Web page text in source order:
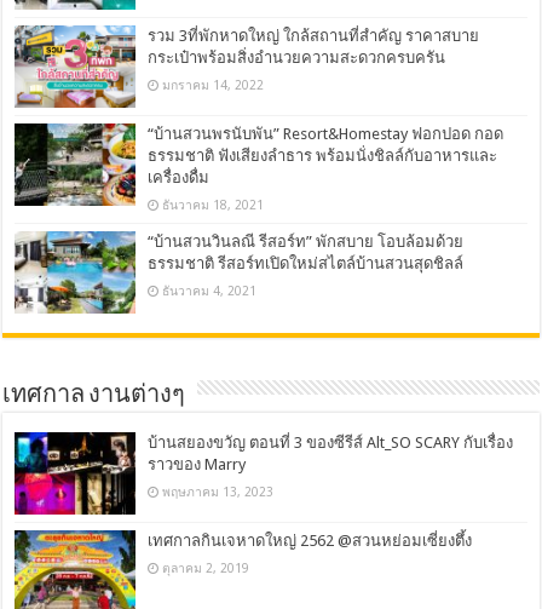
รวม 3ที่พักหาดใหญ่ ใกล้สถานที่สำคัญ ราคาสบาย
กระเป๋าพร้อมสิ่งอำนวยความสะดวกครบครัน
มกราคม 14, 2022
“บ้านสวนพรนับพัน” Resort&Homestay ฟอกปอด กอด
ธรรมชาติ ฟังเสียงลำธาร พร้อมนั่งชิลล์กับอาหารและ
เครื่องดื่ม
ธันวาคม 18, 2021
“บ้านสวนวินลณี รีสอร์ท” พักสบาย โอบล้อมด้วย
ธรรมชาติ รีสอร์ทเปิดใหม่สไตล์บ้านสวนสุดชิลล์
ธันวาคม 4, 2021
เทศกาล งานต่างๆ
บ้านสยองขวัญ ตอนที่ 3 ของซีรีส์ Alt_SO SCARY กับเรื่อง
ราวของ Marry
พฤษภาคม 13, 2023
เทศกาลกินเจหาดใหญ่ 2562 @สวนหย่อมเซี่ยงตึ้ง
ตุลาคม 2, 2019